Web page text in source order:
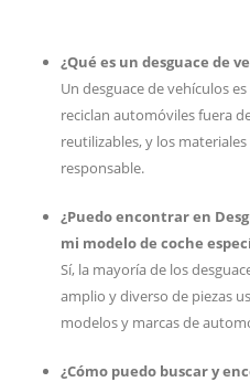
¿Qué es un desguace de
Un desguace de vehículos
reciclan automóviles fuera
reutilizables, y los
responsable.
¿Puedo encontrar en
mi modelo de coche
Sí, la mayoría de los
amplio y diverso de piezas
modelos y marcas de
¿Cómo puedo buscar y